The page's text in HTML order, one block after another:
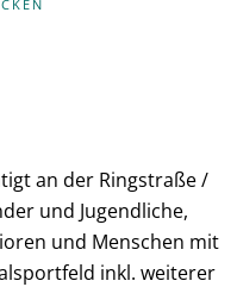
an der Ringstraße /
und Jugendliche,
und Menschen mit
inkl. weiterer